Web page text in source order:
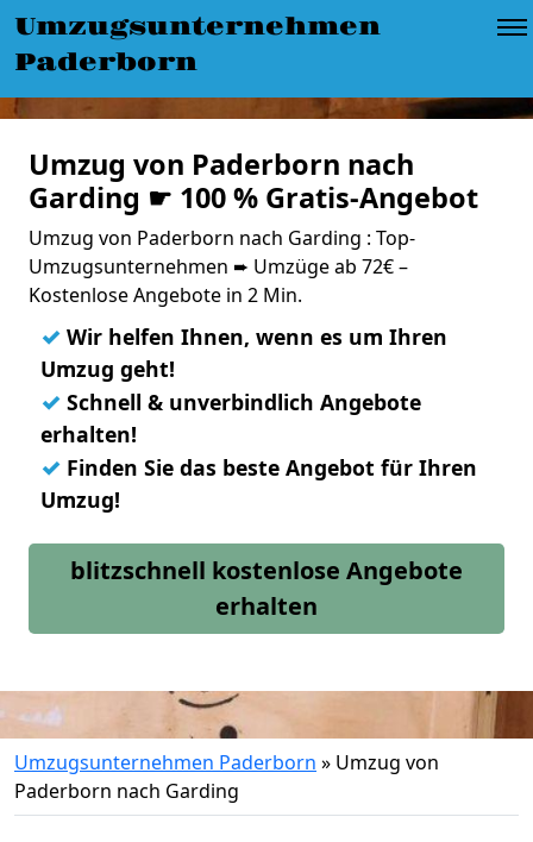
Umzugsunternehmen
Paderborn
Umzug von Paderborn nach
Garding ☛ 100 % Gratis-Angebot
Umzug von Paderborn nach Garding : Top-
Umzugsunternehmen ➨ Umzüge ab 72€ –
Kostenlose Angebote in 2 Min.
✓ Wir helfen Ihnen, wenn es um Ihren
Umzug geht!
✓ Schnell & unverbindlich Angebote
erhalten!
✓ Finden Sie das beste Angebot für Ihren
Umzug!
blitzschnell kostenlose Angebote
erhalten
Umzugsunternehmen Paderborn » Umzug von
Paderborn nach Garding